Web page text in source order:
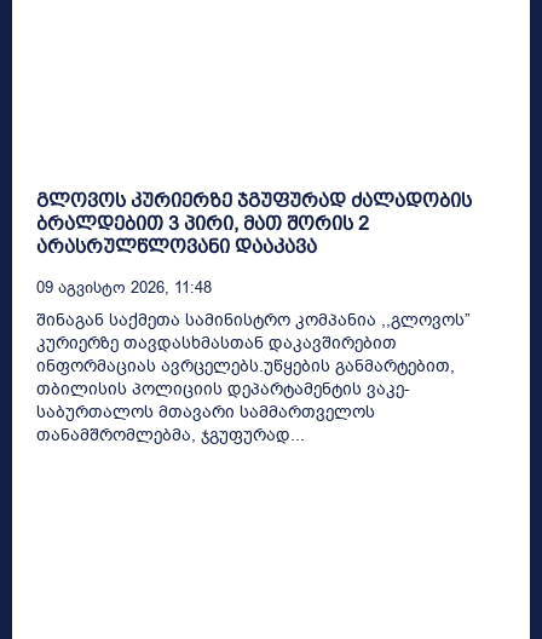
გლოვოს კურიერზე ჯგუფურად ძალადობის
ბრალდებით 3 პირი, მათ შორის 2
არასრულწლოვანი დააკავა
09 Აგვისტო 2026, 11:48
შინაგან საქმეთა სამინისტრო კომპანია ,,გლოვოს”
კურიერზე თავდასხმასთან დაკავშირებით
ინფორმაციას ავრცელებს.უწყების განმარტებით,
თბილისის პოლიციის დეპარტამენტის ვაკე-
საბურთალოს მთავარი სამმართველოს
თანამშრომლებმა, ჯგუფურად...